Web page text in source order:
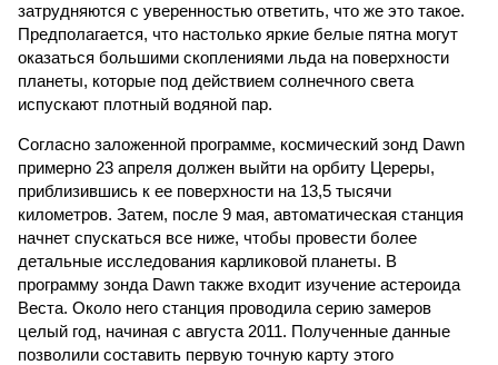
затрудняются с уверенностью ответить, что же это такое.
Предполагается, что настолько яркие белые пятна могут
оказаться большими скоплениями льда на поверхности
планеты, которые под действием солнечного света
испускают плотный водяной пар.
Согласно заложенной программе, космический зонд Dawn
примерно 23 апреля должен выйти на орбиту Цереры,
приблизившись к ее поверхности на 13,5 тысячи
километров. Затем, после 9 мая, автоматическая станция
начнет спускаться все ниже, чтобы провести более
детальные исследования карликовой планеты. В
программу зонда Dawn также входит изучение астероида
Веста. Около него станция проводила серию замеров
целый год, начиная с августа 2011. Полученные данные
позволили составить первую точную карту этого